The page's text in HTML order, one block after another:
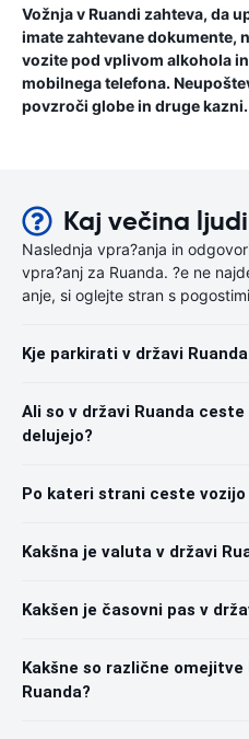
Vožnja v Ruandi zahteva, da
imate zahtevane dokumente,
vozite pod vplivom alkohola
mobilnega telefona.
povzroči globe in druge kazni.
Kaj večina
Naslednja vpra?anja in
vpra?anj za Ruanda. ?e ne
anje, si oglejte stran s
Kje parkirati v državi
Ali so v državi Ruanda
delujejo?
Po kateri strani ceste vozijo
Kakšna je valuta v državi
Kakšen je časovni pas v
Kakšne so različne
Ruanda?